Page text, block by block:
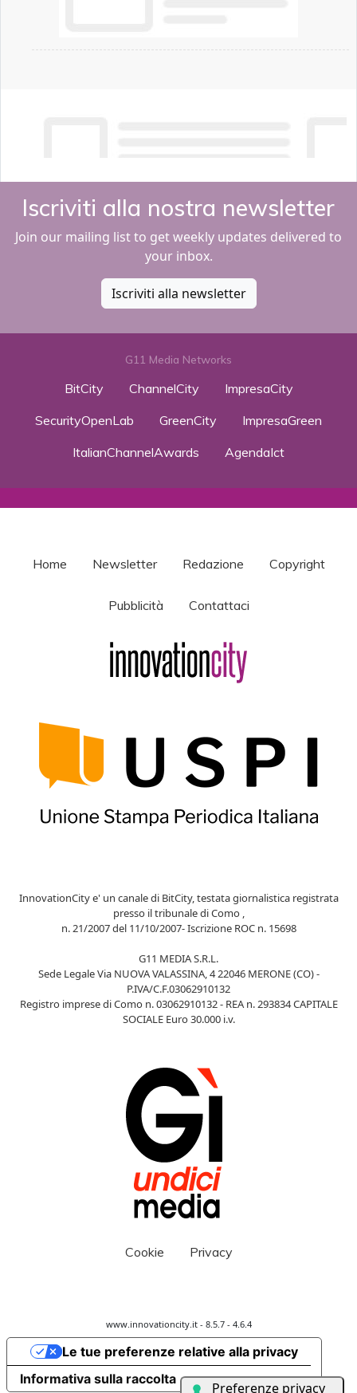
Iscriviti alla nostra newsletter
Join our mailing list to get weekly updates delivered to
your inbox.
Iscriviti alla newsletter
G11 Media Networks
BitCity ChannelCity
ImpresaCity
SecurityOpenLab
GreenCity
ImpresaGreen
ItalianChannelAwards
AgendaIct
Home Newsletter Redazione Copyright
Pubblicità Contattaci
InnovationCity e' un canale di BitCity, testata giornalistica registrata
presso il tribunale di Como ,
n. 21/2007 del 11/10/2007- Iscrizione ROC n. 15698
G11 MEDIA S.R.L.
Sede Legale Via NUOVA VALASSINA, 4 22046 MERONE (CO) -
P.IVA/C.F.03062910132
Registro imprese di Como n. 03062910132 - REA n. 293834 CAPITALE
SOCIALE Euro 30.000 i.v.
Cookie Privacy
www.innovationcity.it - 8.5.7 - 4.6.4
Informativa sulla raccolta
Le tue preferenze relative alla privacy